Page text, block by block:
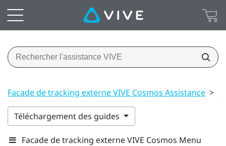
Facade de tracking externe VIVE Cosmos Assistance >
Téléchargement des guides
Facade de tracking externe VIVE Cosmos Menu